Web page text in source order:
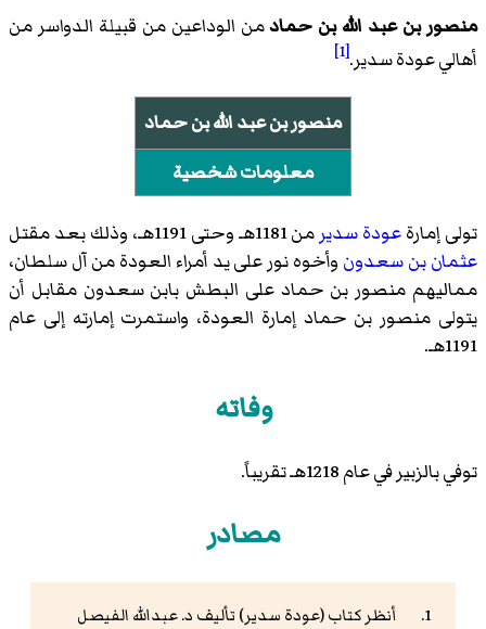
منصور بن عبد الله بن حمادمن الوداعين من قبيلة الدواسر من
أهالي عودة سدير.[1]
منصور بن عبد الله بن حماد
معلومات شخصية
تولى إمارةعودة سديرمن 1181هـ وحتى 1191هـ، وذلك بعد مقتل
عثمان بن سعدون وأخوه نور على يد أمراء العودة من آل سلطان،
مماليهم منصور بن حماد على البطش بابن سعدون مقابل أن
يتولى منصور بن حماد إمارة العودة، واستمرت إمارته إلى عام
1191هـ.
وفاته
توفي بالزبير في عام 1218هـ تقريباً.
مصادر
أنظر كتاب (عودة سدير) تأليف د. عبدالله الفيصل